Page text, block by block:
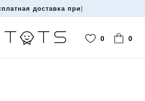
доставка при за